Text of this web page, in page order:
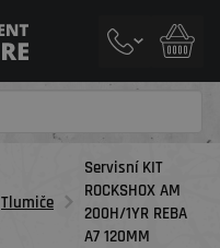
Tlumiče
Servisní KIT
ROCKSHOX AM
200H/1YR REBA
A7 120MM